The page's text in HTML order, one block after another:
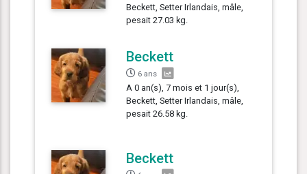
Beckett, Setter Irlandais, mâle,
pesait 27.03 kg.
Beckett
6 ans
A 0 an(s), 7 mois et 1 jour(s),
Beckett, Setter Irlandais, mâle,
pesait 26.58 kg.
Beckett